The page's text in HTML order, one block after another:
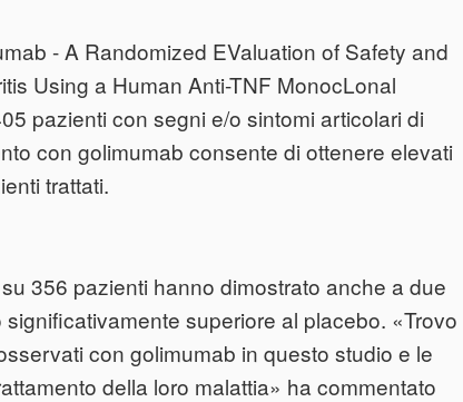
- A Randomized EValuation of Safety and
Using a Human Anti-TNF MonocLonal
pazienti con segni e/o sintomi articolari di
con golimumab consente di ottenere elevati
trattati.
356 pazienti hanno dimostrato anche a due
superiore al placebo. «Trovo
con golimumab in questo studio e le
della loro malattia» ha commentato